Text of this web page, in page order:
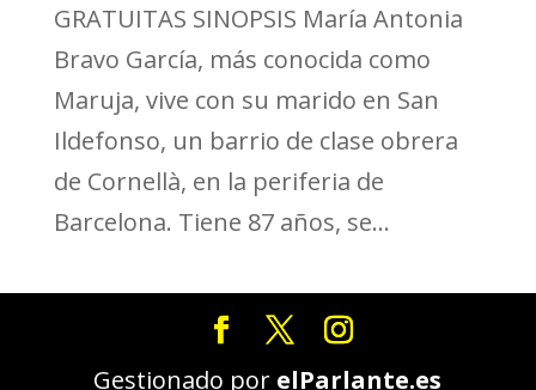
GRATUITAS SINOPSIS María Antonia
Bravo García, más conocida como
Maruja, vive con su marido en San
Ildefonso, un barrio de clase obrera
de Cornellà, en la periferia de
Barcelona. Tiene 87 años, se...
Gestionado por elParlante.es